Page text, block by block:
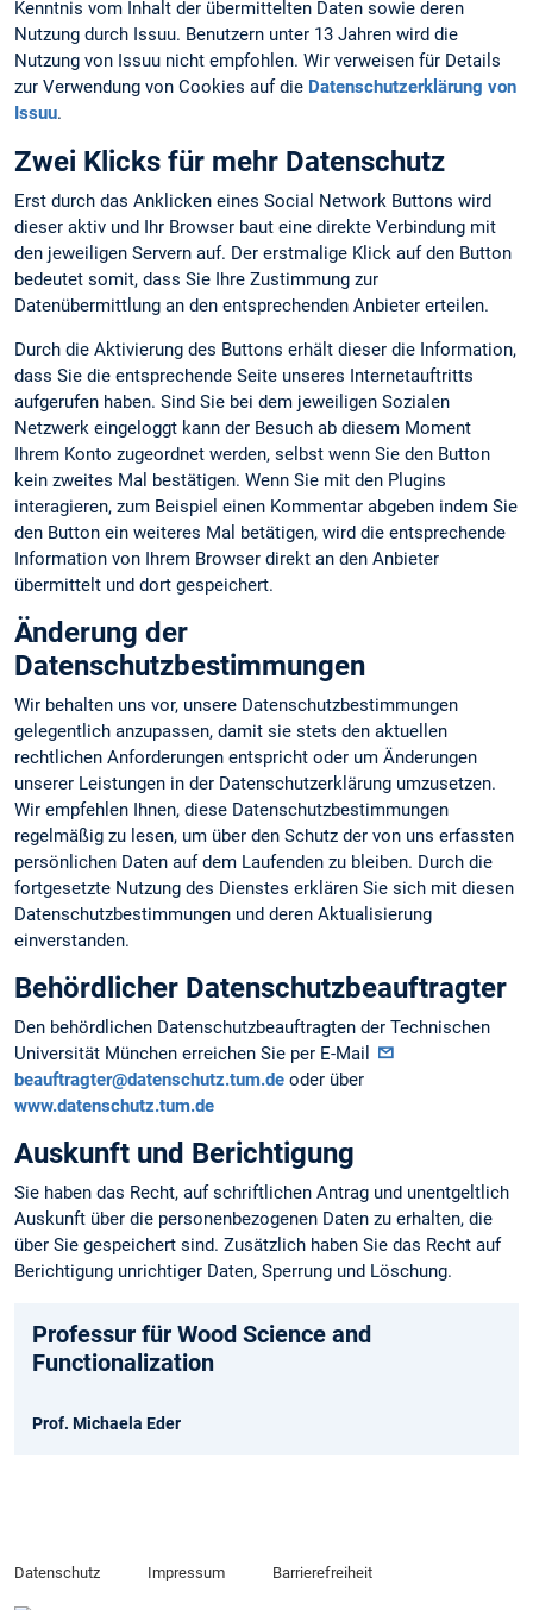
Kenntnis vom Inhalt der übermittelten Daten sowie deren
Nutzung durch Issuu. Benutzern unter 13 Jahren wird die
Nutzung von Issuu nicht empfohlen. Wir verweisen für Details
zur Verwendung von Cookies auf die Datenschutzerklärung von
Issuu.
Zwei Klicks für mehr Datenschutz
Erst durch das Anklicken eines Social Network Buttons wird
dieser aktiv und Ihr Browser baut eine direkte Verbindung mit
den jeweiligen Servern auf. Der erstmalige Klick auf den Button
bedeutet somit, dass Sie Ihre Zustimmung zur
Datenübermittlung an den entsprechenden Anbieter erteilen.
Durch die Aktivierung des Buttons erhält dieser die Information,
dass Sie die entsprechende Seite unseres Internetauftritts
aufgerufen haben. Sind Sie bei dem jeweiligen Sozialen
Netzwerk eingeloggt kann der Besuch ab diesem Moment
Ihrem Konto zugeordnet werden, selbst wenn Sie den Button
kein zweites Mal bestätigen. Wenn Sie mit den Plugins
interagieren, zum Beispiel einen Kommentar abgeben indem Sie
den Button ein weiteres Mal betätigen, wird die entsprechende
Information von Ihrem Browser direkt an den Anbieter
übermittelt und dort gespeichert.
Änderung der
Datenschutzbestimmungen
Wir behalten uns vor, unsere Datenschutzbestimmungen
gelegentlich anzupassen, damit sie stets den aktuellen
rechtlichen Anforderungen entspricht oder um Änderungen
unserer Leistungen in der Datenschutzerklärung umzusetzen.
Wir empfehlen Ihnen, diese Datenschutzbestimmungen
regelmäßig zu lesen, um über den Schutz der von uns erfassten
persönlichen Daten auf dem Laufenden zu bleiben. Durch die
fortgesetzte Nutzung des Dienstes erklären Sie sich mit diesen
Datenschutzbestimmungen und deren Aktualisierung
einverstanden.
Behördlicher Datenschutzbeauftragter
Den behördlichen Datenschutzbeauftragten der Technischen
Universität München erreichen Sie per E-Mail
beauftragter@datenschutz.tum.de oder über
www.datenschutz.tum.de
Auskunft und Berichtigung
Sie haben das Recht, auf schriftlichen Antrag und unentgeltlich
Auskunft über die personen­bezogenen Daten zu erhalten, die
über Sie gespeichert sind. Zusätzlich haben Sie das Recht auf
Berichtigung unrichtiger Daten, Sperrung und Löschung.
Professur für Wood Science and
Functionalization
Prof. Michaela Eder
Datenschutz Impressum Barrierefreiheit